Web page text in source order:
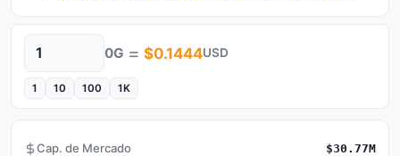
Cantidad 0G = $0.1444USD
1 10 100 1K
Cap. de Mercado $30.77M